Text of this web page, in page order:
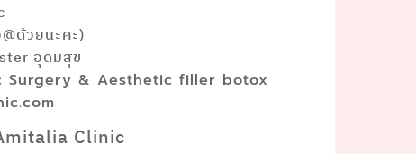
ด้วยนะคะ)
อุดมสุข
Surgery & Aesthetic filler botox
Clinic